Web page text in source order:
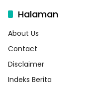
Halaman
About Us
Contact
Disclaimer
Indeks Berita